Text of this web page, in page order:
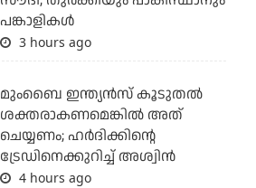
പങ്കാളികള്‍
3 hours ago
മുംബൈ ഇന്ത്യന്‍സ് കൂടുതല്‍
ശക്തരാകണമെങ്കില്‍ അത്
ചെയ്യണം; ഹര്‍ദിക്കിന്റെ
ട്രേഡിനെക്കുറിച്ച് അശ്വിന്‍
4 hours ago